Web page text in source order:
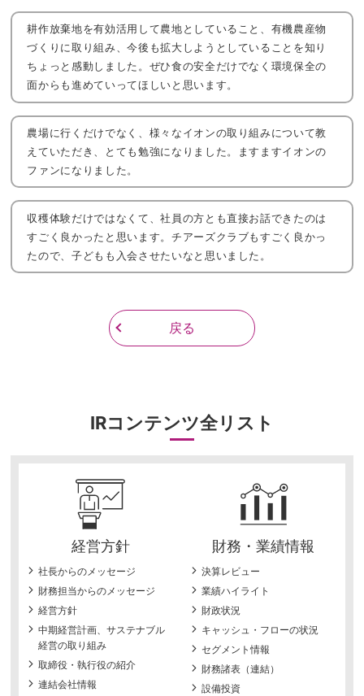
耕作放棄地を有効活用して農地としていること、有機農産物
づくりに取り組み、今後も拡大しようとしていることを知り
ちょっと感動しました。ぜひ食の安全だけでなく環境保全の
面からも進めていってほしいと思います。
農場に行くだけでなく、様々なイオンの取り組みについて教
えていただき、とても勉強になりました。ますますイオンの
ファンになりました。
収穫体験だけではなくて、社員の方とも直接お話できたのは
すごく良かったと思います。チアーズクラブもすごく良かっ
たので、子どもも入会させたいなと思いました。
戻る
IRコンテンツ全リスト
経営方針
社長からのメッセージ
財務担当からのメッセージ
経営方針
中期経営計画、サステナブル
経営の取り組み
取締役・執行役の紹介
連結会社情報
財務・業績情報
決算レビュー
業績ハイライト
財政状況
キャッシュ・フローの状況
セグメント情報
財務諸表（連結）
設備投資